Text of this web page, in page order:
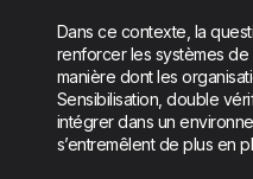
Dans ce contexte, la
renforcer les systèmes
manière dont les
Sensibilisation, double
intégrer dans un
s’entremêlent de plus en